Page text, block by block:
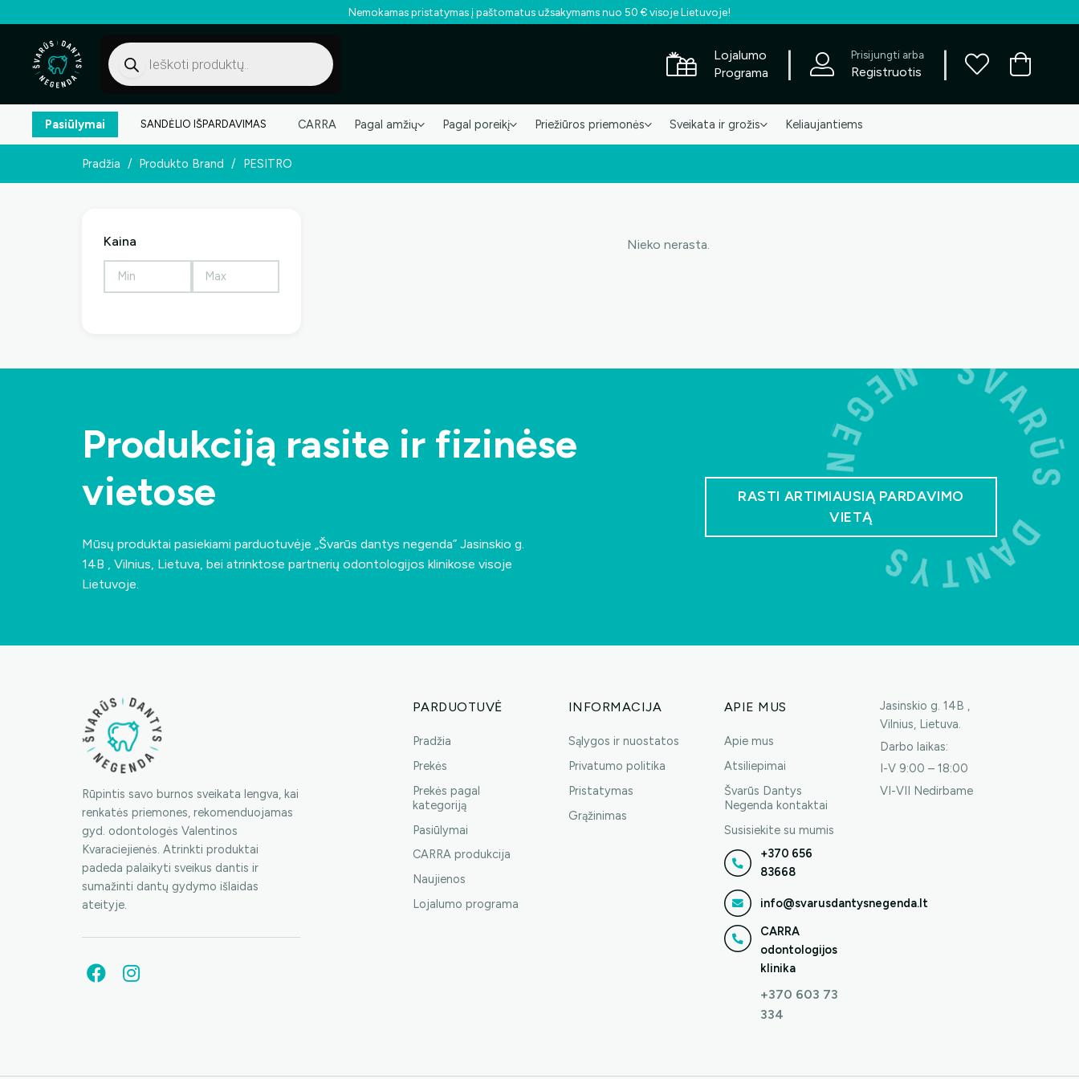
Nemokamas pristatymas į paštomatus užsakymams nuo 50 € visoje Lietuvoje!
Products
search
Lojalumo
Programa
Prisijungti arba
Registruotis
Pasiūlymai SANDĖLIO IŠPARDAVIMAS CARRA Pagal amžių Pagal poreikį Priežiūros priemonės Sveikata ir grožis Keliaujantiems
Pradžia / Produkto Brand / PESITRO
Kaina Nieko nerasta.
Produkciją rasite ir fizinėse
vietose
Mūsų produktai pasiekiami parduotuvėje „Švarūs dantys negenda” Jasinskio g.
14B , Vilnius, Lietuva, bei atrinktose partnerių odontologijos klinikose visoje
Lietuvoje.
RASTI ARTIMIAUSIĄ PARDAVIMO
VIETĄ
Rūpintis savo burnos sveikata lengva, kai
renkatės priemones, rekomenduojamas
gyd. odontologės Valentinos
Kvaraciejienės. Atrinkti produktai
padeda palaikyti sveikus dantis ir
sumažinti dantų gydymo išlaidas
ateityje.
PARDUOTUVĖ
Pradžia
Prekės
Prekės pagal
kategoriją
Pasiūlymai
CARRA produkcija
Naujienos
Lojalumo programa
INFORMACIJA
Sąlygos ir nuostatos
Privatumo politika
Pristatymas
Grąžinimas
APIE MUS
Apie mus
Atsiliepimai
Švarūs Dantys
Negenda kontaktai
Susisiekite su mumis
+370 656
83668
info@svarusdantysnegenda.lt
CARRA
odontologijos
klinika
+370 603 73
334
Jasinskio g. 14B ,
Vilnius, Lietuva.
Darbo laikas:
I-V 9:00 – 18:00
VI-VII Nedirbame
nuolaidos?